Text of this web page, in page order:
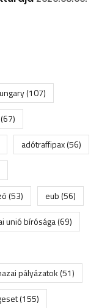
(107)
(67)
adótraffipax(56)
(53) eub(56)
unió bírósága(69)
pályázatok(51)
(155)